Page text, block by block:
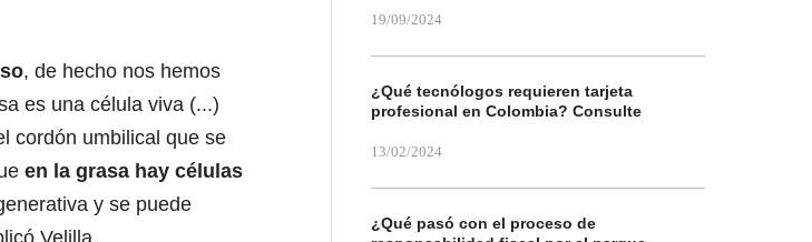
, de hecho nos hemos
es una célula viva (...)
cordón umbilical que se
en la grasa hay células
y se puede
19/09/2024
¿Qué tecnólogos requieren tarjeta
profesional en Colombia? Consulte
13/02/2024
¿Qué pasó con el proceso de